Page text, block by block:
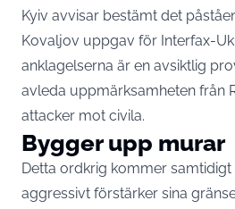
Kyiv avvisar bestämt det
Kovaljov uppgav för Interfax-
anklagelserna är en avsiktlig
avleda uppmärksamheten från
attacker mot civila.
Bygger upp murar
Detta ordkrig kommer samtidigt
aggressivt förstärker sina